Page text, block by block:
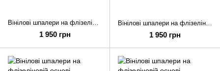
1 950 грн 1 950 грн